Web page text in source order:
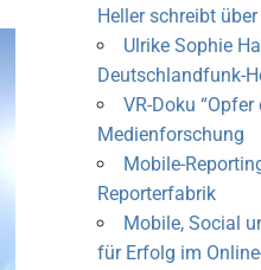
Heller schreibt
Ulrike Sophie
Deutschlandfunk-
VR-Doku
Medienforschung
Mobile-
Reporterfabrik
Mobile, Social
für Erfolg im